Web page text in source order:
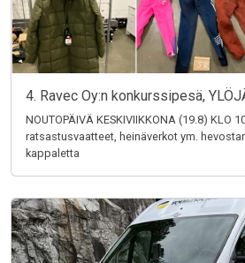
4. Ravec Oy:n konkurssipesä,
NOUTOPÄIVÄ KESKIVIIKKONA (19.8) KLO
ratsastusvaatteet, heinäverkot ym.
kappaletta